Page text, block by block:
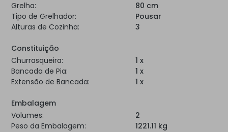
Grelha:
80 cm
Tipo de Grelhador:
Pousar
Alturas de Cozinha:
3
Constituição
Churrasqueira:
1 x
Bancada de Pia:
1 x
Extensão de Bancada:
1 x
Embalagem
Volumes:
2
Peso da Embalagem:
1221.11 kg